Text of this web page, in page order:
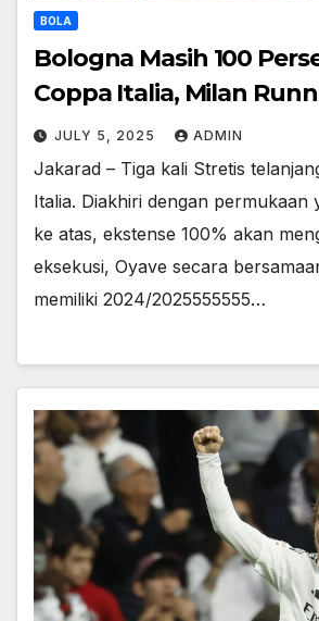
BOLA
Bologna Masih 100
Coppa Italia, Milan
JULY 5, 2025 ADMIN
Jakarad – Tiga kali Stretis
Italia. Diakhiri dengan permukaan
ke atas, ekstense 100% akan
eksekusi, Oyave secara
memiliki 2024/2025555555…